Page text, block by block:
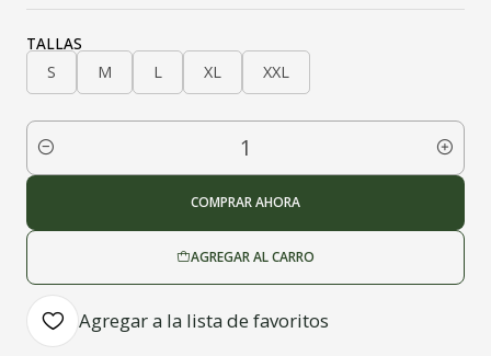
TALLAS
S
M L XL XXL
Cantidad
AGREGAR AL CARRO
COMPRAR AHORA
Agregar a la lista de favoritos